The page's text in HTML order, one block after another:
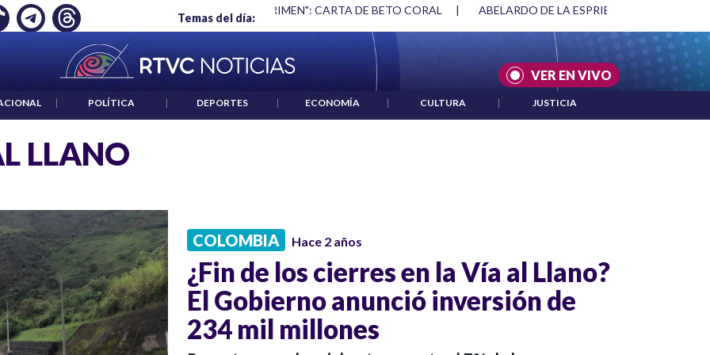
Temas del día:
EMPLEO: JP MORGAN "HABLAR NO ES UN CRIMEN": CARTA DE BETO CORAL | ABELARDO DE LA ESPRIELLA Y DMG
VER EN VIVO
| POLÍTICA | DEPORTES | ECONOMÍA | CULTURA | JUSTICIA
LLANO
COLOMBIA Hace 2 años
¿Fin de los cierres en la Vía al Llano?
El Gobierno anunció inversión de
234 mil millones